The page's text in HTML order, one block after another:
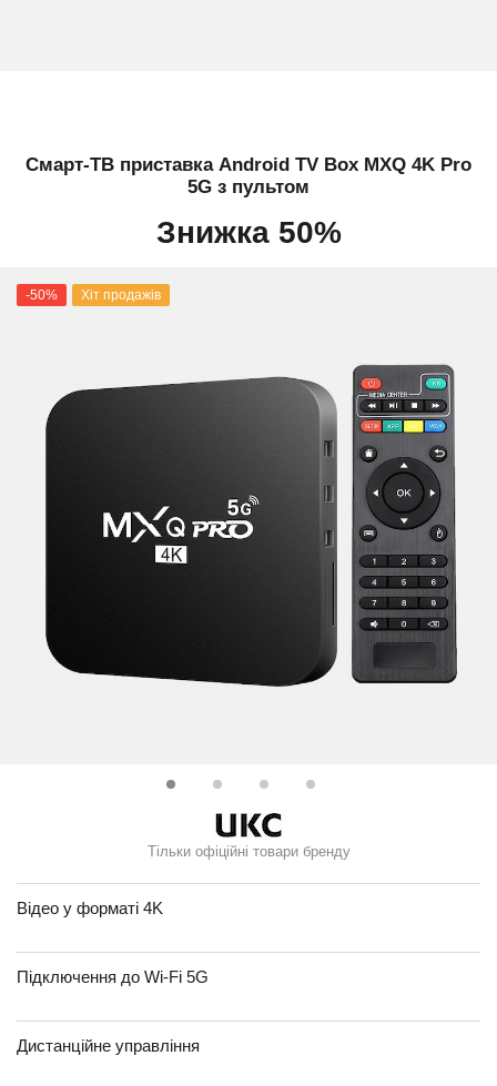
Смарт-ТВ приставка Android TV Box MXQ 4K Pro
5G з пультом
Знижка 50%
-50% Хіт продажів
Тільки офіційні товари бренду
Відео у форматі 4K
Підключення до Wi-Fi 5G
Дистанційне управління